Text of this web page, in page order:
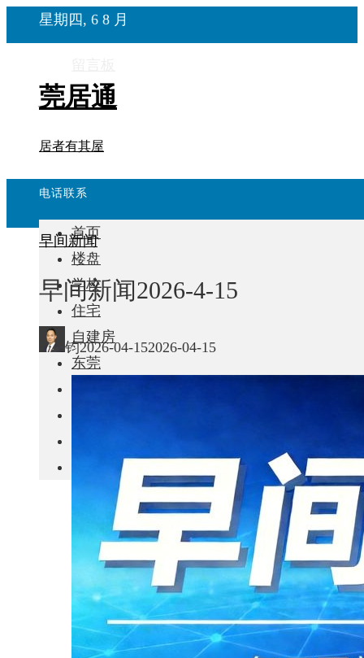
星期四, 6 8 月
莞居通
居者有其屋
电话联系
首页
楼盘
学校
住宅
自建房
东莞
早间新闻
早间新闻2026-4-15
钧2026-04-152026-04-15